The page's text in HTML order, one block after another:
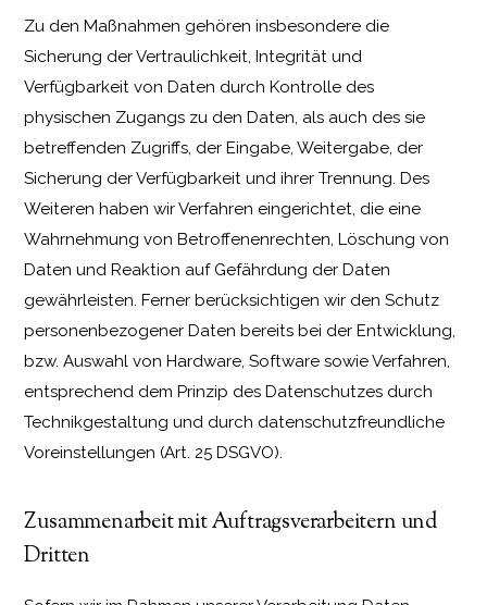
Zu den Maßnahmen gehören insbesondere die
Sicherung der Vertraulichkeit, Integrität und
Verfügbarkeit von Daten durch Kontrolle des
physischen Zugangs zu den Daten, als auch des sie
betreffenden Zugriffs, der Eingabe, Weitergabe, der
Sicherung der Verfügbarkeit und ihrer Trennung. Des
Weiteren haben wir Verfahren eingerichtet, die eine
Wahrnehmung von Betroffenenrechten, Löschung von
Daten und Reaktion auf Gefährdung der Daten
gewährleisten. Ferner berücksichtigen wir den Schutz
personenbezogener Daten bereits bei der Entwicklung,
bzw. Auswahl von Hardware, Software sowie Verfahren,
entsprechend dem Prinzip des Datenschutzes durch
Technikgestaltung und durch datenschutzfreundliche
Voreinstellungen (Art. 25 DSGVO).
Zusammenarbeit mit Auftragsverarbeitern und
Dritten